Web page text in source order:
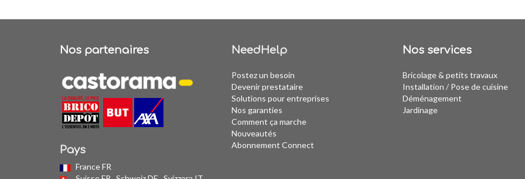
Nos partenaires
Pays
France FR
NeedHelp
Postez un besoin
Devenir prestataire
Solutions pour entreprises
Nos garanties
Comment ça marche
Nouveautés
Abonnement Connect
Nos services
Bricolage & petits travaux
Installation / Pose de cuisine
Déménagement
Jardinage